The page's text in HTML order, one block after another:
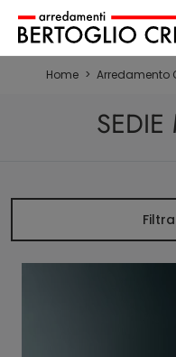
Home > Arredamento
SEDIE